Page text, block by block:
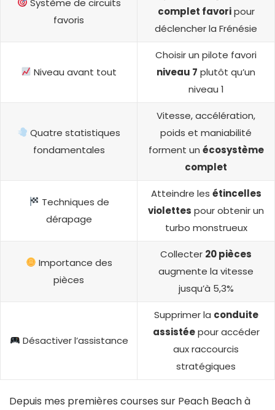
favoris
complet favoripour
déclencher la Frénésie
Niveau avant tout
Choisir un pilote favori
niveau 7 plutôt qu’un
niveau 1
Quatre statistiques
fondamentales
Vitesse, accélération,
poids et maniabilité
forment un écosystème
complet
Techniques de
dérapage
Atteindre les étincelles
violettes pour obtenir un
turbo monstrueux
Importance des
pièces
Collecter 20 pièces
augmente la vitesse
jusqu’à 5,3%
Désactiver l’assistance
Supprimer la conduite
assistéepour accéder
aux raccourcis
stratégiques
Depuis mes premières courses sur Peach Beach à